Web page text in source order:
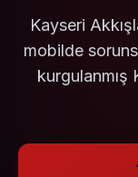
Kayseri
mobilde
kurgulanmış